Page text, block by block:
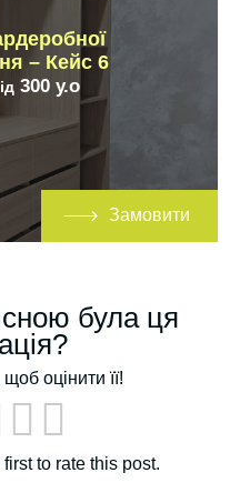
– Кейс 6
300 у.о
Замовити
була ця
щоб оцінити її!
to rate this post.